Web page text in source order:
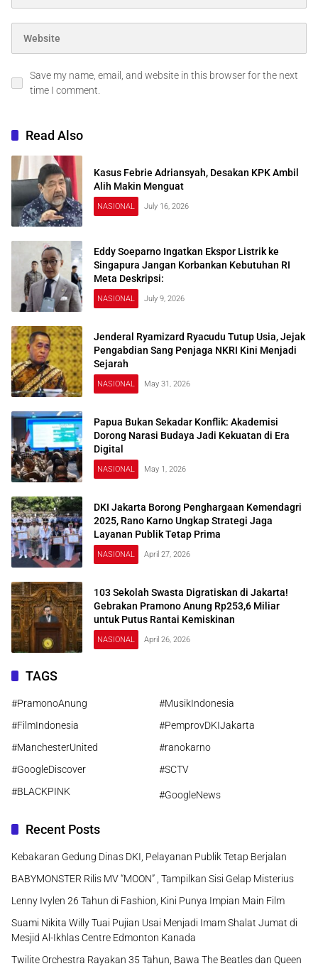
Save my name, email, and website in this browser for the next
time I comment.
Read Also
Kasus Febrie Adriansyah, Desakan KPK Ambil
Alih Makin Menguat
NASIONAL July 16, 2026
Eddy Soeparno Ingatkan Ekspor Listrik ke
Singapura Jangan Korbankan Kebutuhan RI
Meta Deskripsi:
NASIONAL July 9, 2026
Jenderal Ryamizard Ryacudu Tutup Usia, Jejak
Pengabdian Sang Penjaga NKRI Kini Menjadi
Sejarah
NASIONAL May 31, 2026
Papua Bukan Sekadar Konflik: Akademisi
Dorong Narasi Budaya Jadi Kekuatan di Era
Digital
NASIONAL May 1, 2026
DKI Jakarta Borong Penghargaan Kemendagri
2025, Rano Karno Ungkap Strategi Jaga
Layanan Publik Tetap Prima
NASIONAL April 27, 2026
103 Sekolah Swasta Digratiskan di Jakarta!
Gebrakan Pramono Anung Rp253,6 Miliar
untuk Putus Rantai Kemiskinan
NASIONAL April 26, 2026
TAGS
#PramonoAnung
#MusikIndonesia
#FilmIndonesia
#PemprovDKIJakarta
#ManchesterUnited
#ranokarno
#GoogleDiscover
#SCTV
#BLACKPINK
#GoogleNews
Recent Posts
Kebakaran Gedung Dinas DKI, Pelayanan Publik Tetap Berjalan
BABYMONSTER Rilis MV “MOON” , Tampilkan Sisi Gelap Misterius
Lenny Ivylen 26 Tahun di Fashion, Kini Punya Impian Main Film
Suami Nikita Willy Tuai Pujian Usai Menjadi Imam Shalat Jumat di
Mesjid Al-Ikhlas Centre Edmonton Kanada
Twilite Orchestra Rayakan 35 Tahun, Bawa The Beatles dan Queen